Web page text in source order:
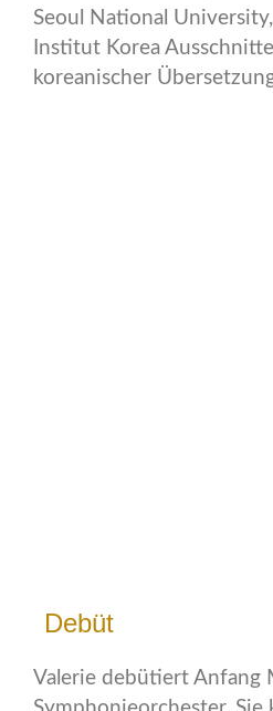
Seoul National
Institut Korea
koreanischer
Debüt
Valerie debütiert Anfang